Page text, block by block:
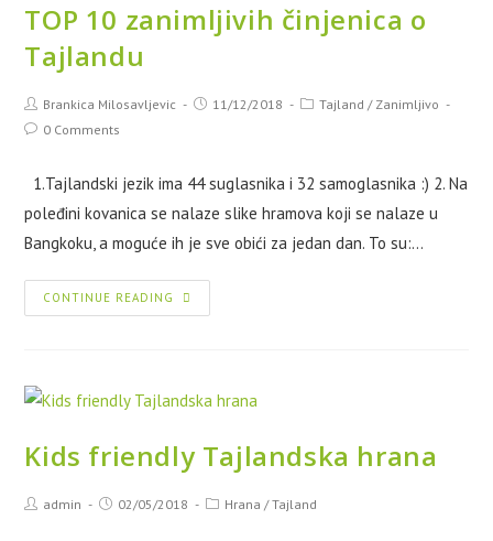
TOP 10 zanimljivih činjenica o
Tajlandu
Brankica Milosavljevic 11/12/2018 Tajland / Zanimljivo
0 Comments
1.Tajlandski jezik ima 44 suglasnika i 32 samoglasnika :) 2. Na
poleđini kovanica se nalaze slike hramova koji se nalaze u
Bangkoku, a moguće ih je sve obići za jedan dan. To su:…
CONTINUE READING
Kids friendly Tajlandska hrana
admin 02/05/2018 Hrana / Tajland